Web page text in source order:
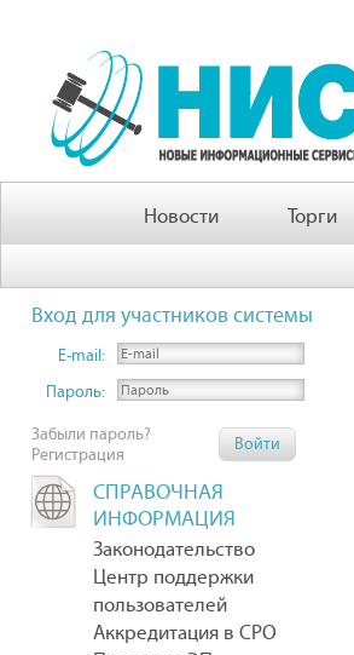
Новости Торги
Вход для участников системы
E-mail:
Пароль:
Забыли пароль?
Регистрация
СПРАВОЧНАЯ
ИНФОРМАЦИЯ
Законодательство
Центр поддержки
пользователей
Аккредитация в СРО